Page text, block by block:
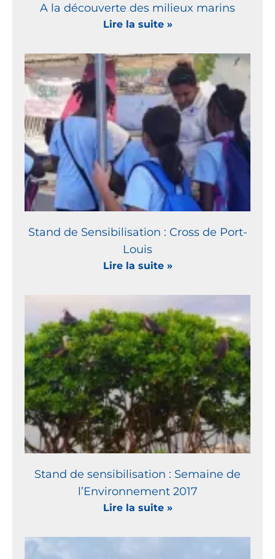
A la découverte des milieux marins
Lire la suite »
Stand de Sensibilisation : Cross de Port-
Louis
Lire la suite »
Stand de sensibilisation : Semaine de
l’Environnement 2017
Lire la suite »